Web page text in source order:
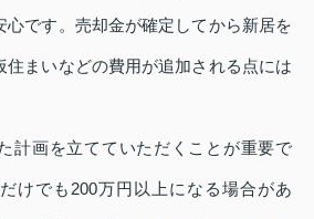
心です。売却金が確定してから新居を
住まいなどの費用が追加される点には
計画を立てていただくことが重要で
けでも200万円以上になる場合があ